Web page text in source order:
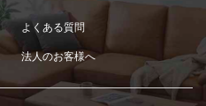
よくある質問
法人のお客様へ